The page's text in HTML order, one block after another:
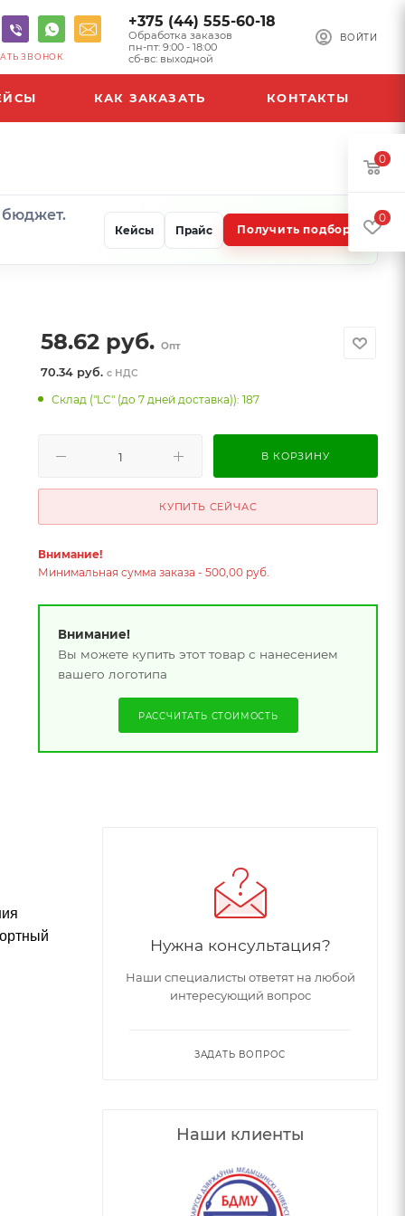
ВОЙТИ
+375 (44) 555-60-18
Обработка заказов
пн-пт: 9:00 - 18:00
сб-вс: выходной
ЗВОНОК
КАК ЗАКАЗАТЬ КОНТАКТЫ
бюджет.
Кейсы Прайс Получить подбор
58.62 руб. Опт
70.34 руб.с НДС
Склад ("LC" (до 7 дней доставка)): 187
В КОРЗИНУ
КУПИТЬ СЕЙЧАС
Внимание!
Минимальная сумма заказа - 500,00 руб.
Внимание!
Вы можете купить этот товар с нанесением
вашего логотипа
РАССЧИТАТЬ СТОИМОСТЬ
Нужна консультация?
Наши специалисты ответят на любой
интересующий вопрос
ЗАДАТЬ ВОПРОС
Наши клиенты
0
0